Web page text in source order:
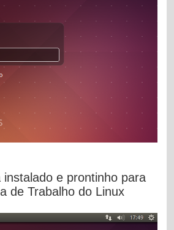
e prontinho para
de Trabalho do Linux